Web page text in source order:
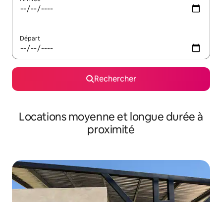
Départ
Rechercher
Locations moyenne et longue durée à
proximité